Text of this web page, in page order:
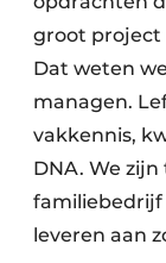
groot project
Dat weten
managen.
vakkennis,
DNA. We
familiebedrijf
leveren aan